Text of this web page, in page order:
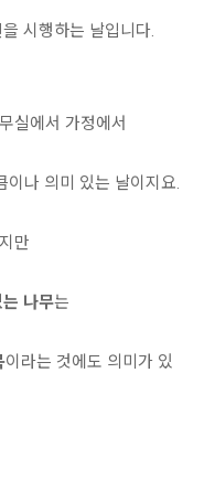
시행하는 날입니다.
실에서 가정에서
이나 의미 있는 날이지요.
만
나무는
이라는 것에도 의미가 있